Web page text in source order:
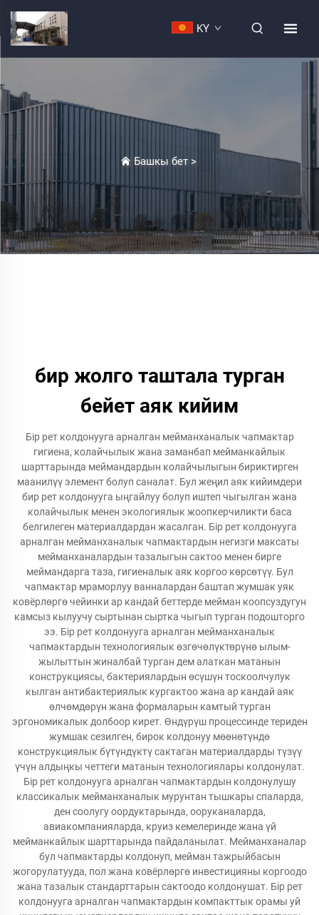
KY
Башкы бет>
бир жолго таштала турган
бейет аяк кийим
Бір рет колдонууга арналган мейманханалык чапмактар
гигиена, колайчылык жана заманбап мейманкайлык
шарттарында меймандардын колайчылыгын бириктирген
маанилүү элемент болуп саналат. Бул жеңил аяк кийимдери
бир рет колдонууга ыңгайлуу болуп иштеп чыгылган жана
колайчылык менен экологиялык жоопкерчиликти баса
белгилеген материалдардан жасалган. Бір рет колдонууга
арналган мейманханалык чапмактардын негизги максаты
мейманханалардын тазалыгын сактоо менен бирге
меймандарга таза, гигиеналык аяк коргоо көрсөтүү. Бул
чапмактар мраморлуу ванналардан баштап жумшак уяк
ковёрлөргө чейинки ар кандай беттерде мейман коопсуздугун
камсыз кылуучу сыртынан сыртка чыгып турган подошторго
ээ. Бір рет колдонууга арналган мейманханалык
чапмактардын технологиялык өзгөчөлүктөрүнө ылым-
жылыттын жиналбай турган дем алаткан матанын
конструкциясы, бактериялардын өсүшүн тоскоолчулук
кылган антибактериялык кургактоо жана ар кандай аяк
өлчөмдөрүн жана формаларын камтый турган
эргономикалык долбоор кирет. Өндүрүш процессинде териден
жумшак сезилген, бирок колдонуу мөөнөтүндө
конструкциялык бүтүндүктү сактаган материалдарды түзүү
үчүн алдыңкы четтеги матанын технологиялары колдонулат.
Бір рет колдонууга арналган чапмактардын колдонулушу
классикалык мейманханалык мурунтан тышкары спаларда,
ден соолугу оордуктарында, ооруканаларда,
авиакомпанияларда, круиз кемелеринде жана үй
мейманкайлык шарттарында пайдаланылат. Мейманханалар
бул чапмактарды колдонуп, мейман тажрыйбасын
жогорулатууда, пол жана ковёрлөргө инвестицияны коргоодо
жана тазалык стандарттарын сактоодо колдонушат. Бір рет
колдонууга арналган чапмактардын компакттык орамы уй